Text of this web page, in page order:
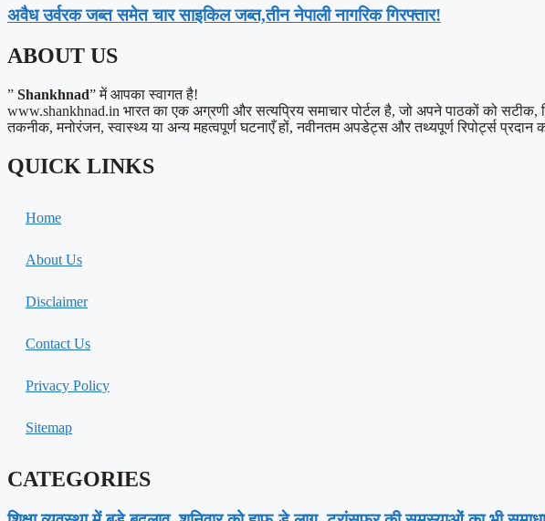
अवैध उर्वरक जब्त समेत चार साइकिल जब्त,तीन नेपाली नागरिक गिरफ्तार!
ABOUT US
” Shankhnad” में आपका स्वागत है!
www.shankhnad.in भारत का एक अग्रणी और सत्यप्रिय समाचार पोर्टल है, जो अपने पाठकों को सटीक,
तकनीक, मनोरंजन, स्वास्थ्य या अन्य महत्वपूर्ण घटनाएँ हों, नवीनतम अपडेट्स और तथ्यपूर्ण रिपोर्ट्स प्रदान
QUICK LINKS
Home
About Us
Disclaimer
Contact Us
Privacy Policy
Sitemap
CATEGORIES